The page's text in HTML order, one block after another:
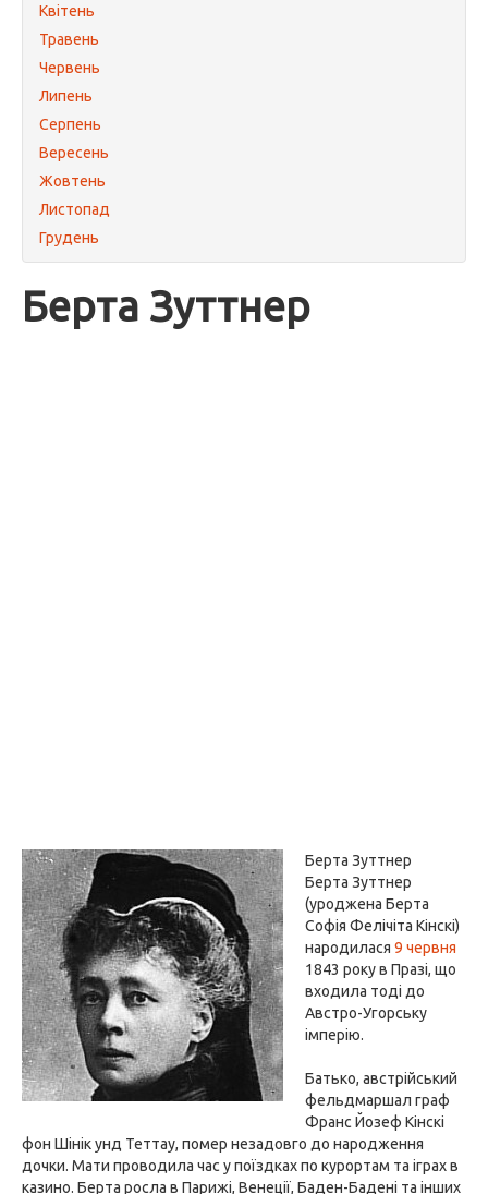
Квітень
Травень
Червень
Липень
Серпень
Вересень
Жовтень
Листопад
Грудень
Берта Зуттнер
Берта Зуттнер
Берта Зуттнер
(уроджена Берта
Софія Фелічіта Кінскі)
народилася 9 червня
1843 року в Празі, що
входила тоді до
Австро-Угорську
імперію.
Батько, австрійський
фельдмаршал граф
Франс Йозеф Кінскі
фон Шінік унд Теттау, помер незадовго до народження
дочки. Мати проводила час у поїздках по курортам та іграх в
казино. Берта росла в Парижі, Венеції, Баден-Бадені та інших